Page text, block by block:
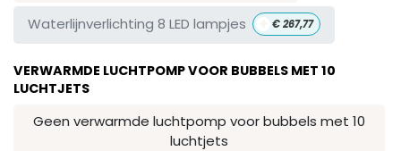
Waterlijnverlichting 8 LED lampjes €267,77
VERWARMDE LUCHTPOMP VOOR BUBBELS MET 10
LUCHTJETS
Geen verwarmde luchtpomp voor bubbels met 10
luchtjets